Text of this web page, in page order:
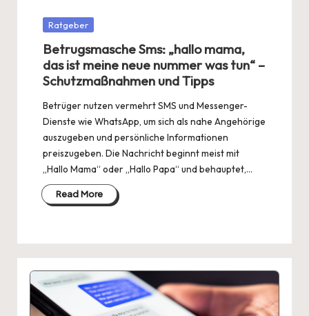
Posted
Ratgeber
Betrugsmasche Sms: „hallo mama,
das ist meine neue nummer was tun“ –
Schutzmaßnahmen und Tipps
Betrüger nutzen vermehrt SMS und Messenger-
Dienste wie WhatsApp, um sich als nahe Angehörige
auszugeben und persönliche Informationen
preiszugeben. Die Nachricht beginnt meist mit
„Hallo Mama“ oder „Hallo Papa“ und behauptet,…
Read More